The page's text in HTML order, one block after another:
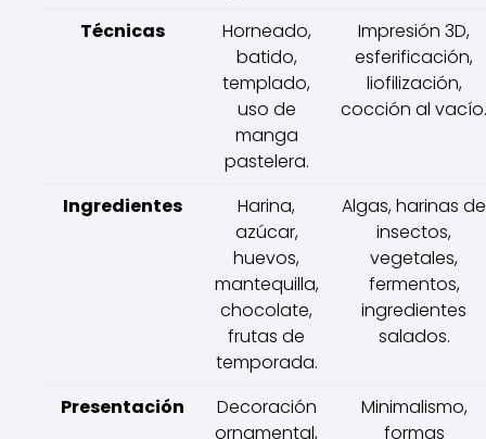
Técnicas
Horneado,
batido,
templado,
uso de
manga
pastelera.
Impresión 3D,
esferificación,
liofilización,
cocción al vacío.
Ingredientes
Harina,
azúcar,
huevos,
mantequilla,
chocolate,
frutas de
temporada.
Algas, harinas de
insectos,
vegetales,
fermentos,
ingredientes
salados.
Presentación
Decoración
ornamental,
Minimalismo,
formas